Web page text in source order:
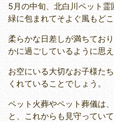
5月の中旬、北白川ペット
緑に包まれてそよぐ風もど
柔らかな日差しが満ちてお
かに過ごしているように思え
お空にいる大切なお子様た
くれていることでしょう。
ペット火葬やペット葬儀は
と、これからも見守ってい